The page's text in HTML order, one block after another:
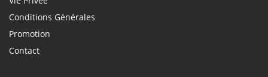
Conditions Générales
Promotion
Contact